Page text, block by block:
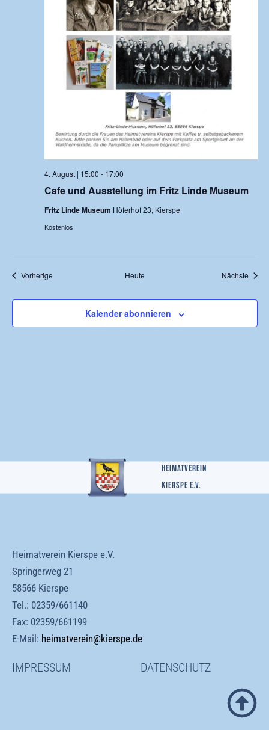
Cafe und Ausstellung im Fritz Linde Museum
4. August | 15:00 - 17:00
Fritz Linde Museum Höferhof 23, Kierspe
Kostenlos
VorherigeVeranstaltungen Heute Nächste
Kalender abonnieren
Heimatverein
Kierspe e.v.
Heimatverein Kierspe e.V.
Springerweg 21
58566 Kierspe
Tel.: 02359/661140
Fax: 02359/661199
E-Mail: heimatverein@kierspe.de
IMPRESSUM DATENSCHUTZ